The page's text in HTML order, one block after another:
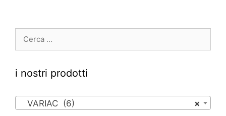
i nostri prodotti
×
VARIAC (6)